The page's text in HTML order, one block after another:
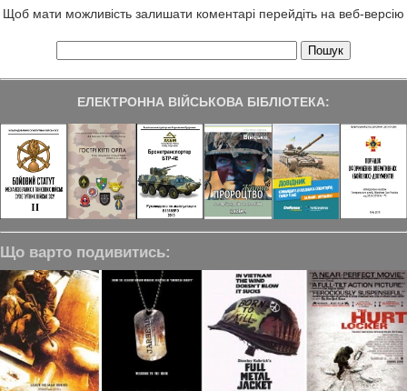
Щоб мати можливість залишати коментарі перейдіть на веб-версію
ЕЛЕКТРОННА ВІЙСЬКОВА БІБЛІОТЕКА:
Що варто подивитись: